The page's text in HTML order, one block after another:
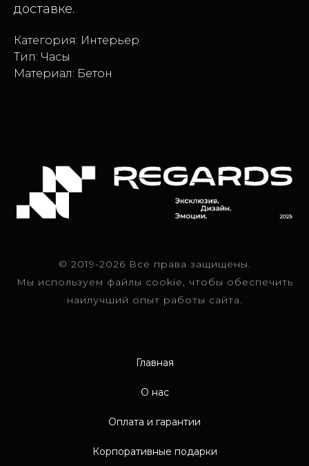
доставке.
Категория: Интерьер
Тип: Часы
Материал: Бетон
© 2019-2026 Все права защищены.
Мы используем файлы cookie, чтобы обеспечить
наилучший опыт работы сайта.
Главная
О нас
Оплата и гарантии
Корпоративные подарки